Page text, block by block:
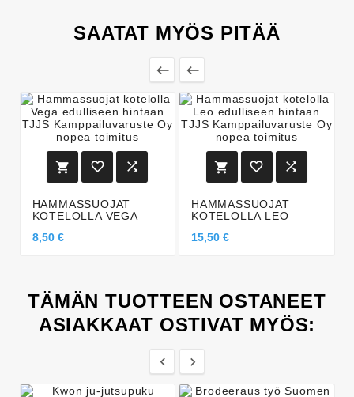
SAATAT MYÖS PITÄÄ
 
  
HAMMASSUOJAT
KOTELOLLA VEGA
8,50 €
  
HAMMASSUOJAT
KOTELOLLA LEO
15,50 €
TÄMÄN TUOTTEEN OSTANEET
ASIAKKAAT OSTIVAT MYÖS:
 